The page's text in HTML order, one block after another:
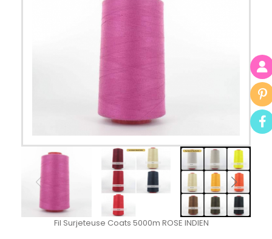
Fil Surjeteuse Coats 5000m ROSE INDIEN